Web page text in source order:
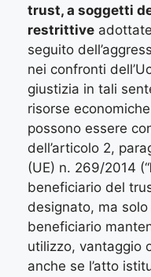
trust, a soggetti
restrittive
seguito
nei confronti
giustizia in tali
risorse
possono essere
dell’articolo 2,
(UE) n. 269/2014 (“
beneficiario del
designato, ma
beneficiario
utilizzo, vantaggio
anche se l’atto